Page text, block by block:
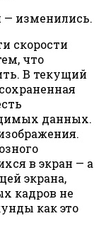
— изменились.
скорости
что
В текущий
данных.
в экран — а
экрана,
кадров не
как это